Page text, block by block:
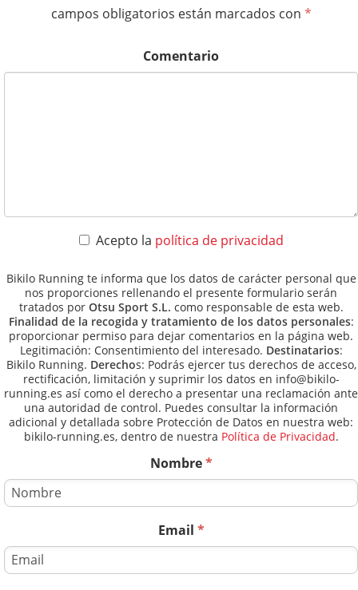
campos obligatorios están marcados con *
Comentario
Acepto la política de privacidad
Bikilo Running te informa que los datos de carácter personal que
nos proporciones rellenando el presente formulario serán
tratados por Otsu Sport S.L. como responsable de esta web.
Finalidad de la recogida y tratamiento de los datos personales:
proporcionar permiso para dejar comentarios en la página web.
Legitimación: Consentimiento del interesado. Destinatarios:
Bikilo Running. Derechos: Podrás ejercer tus derechos de acceso,
rectificación, limitación y suprimir los datos en info@bikilo-
running.es así como el derecho a presentar una reclamación ante
una autoridad de control. Puedes consultar la información
adicional y detallada sobre Protección de Datos en nuestra web:
bikilo-running.es, dentro de nuestra Política de Privacidad.
Nombre*
Email *